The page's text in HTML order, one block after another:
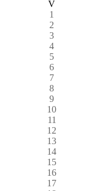
V
1
2
3
4
5
6
7
8
9
10
11
12
13
14
15
16
17